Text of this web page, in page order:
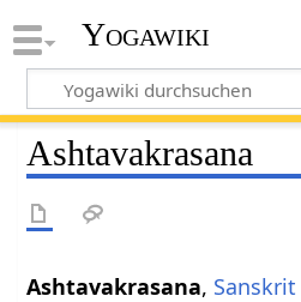
Yogawiki
Ashtavakrasana
Ashtavakrasana, Sanskrit